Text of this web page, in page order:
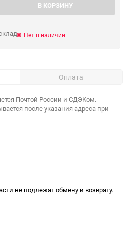
В КОРЗИНУ
Нет в наличии
Оплата
Почтой России и СДЭКом.
после указания адреса при
не подлежат обмену и возврату.